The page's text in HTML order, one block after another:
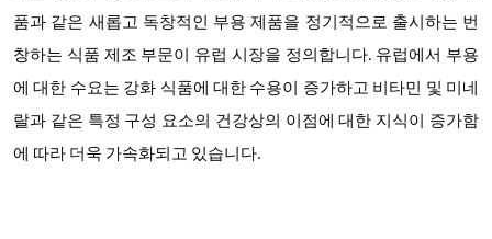
품과 같은 새롭고 독창적인 부용 제품을 정기적으로 출시하는 번
창하는 식품 제조 부문이 유럽 시장을 정의합니다. 유럽에서 부용
에 대한 수요는 강화 식품에 대한 수용이 증가하고 비타민 및 미네
랄과 같은 특정 구성 요소의 건강상의 이점에 대한 지식이 증가함
에 따라 더욱 가속화되고 있습니다.